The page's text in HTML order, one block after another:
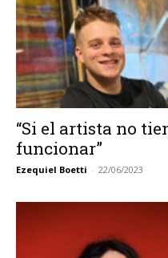
“Si el artista no
funcionar”
Ezequiel Boetti - 22/06/2023